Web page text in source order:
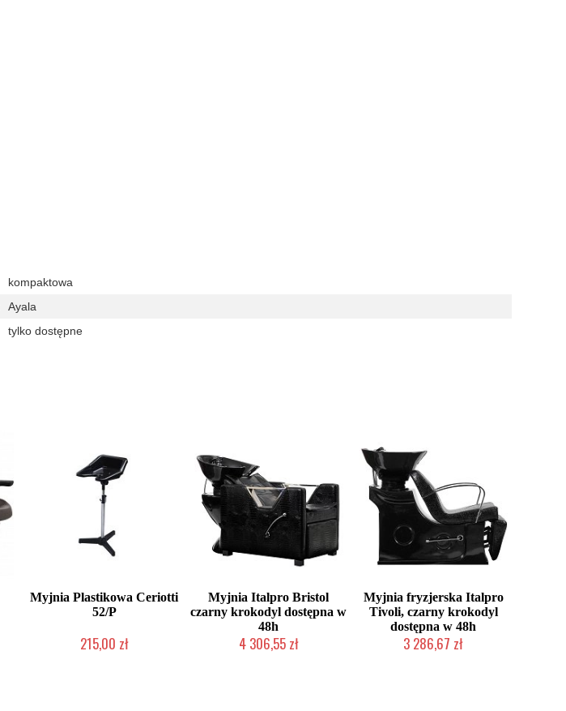
kompaktowa
Ayala
tylko dostępne
Myjnia Plastikowa Ceriotti
52/P
215,00 zł
Myjnia Italpro Bristol
czarny krokodyl dostępna w
48h
4 306,55 zł
Myjnia fryzjerska Italpro
Tivoli, czarny krokodyl
dostępna w 48h
3 286,67 zł